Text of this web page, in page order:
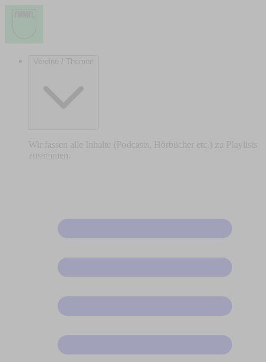
Vereine / Themen
Wir fassen alle Inhalte (Podcasts, Hörbücher etc.) zu Playlists
zusammen.